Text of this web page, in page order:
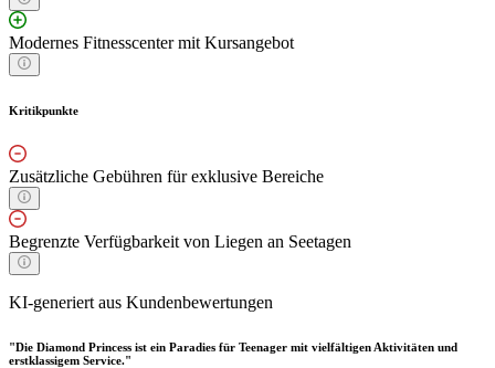
Modernes Fitnesscenter mit Kursangebot
Kritikpunkte
Zusätzliche Gebühren für exklusive Bereiche
Begrenzte Verfügbarkeit von Liegen an Seetagen
KI-generiert aus Kundenbewertungen
"Die Diamond Princess ist ein Paradies für Teenager mit vielfältigen Aktivitäten und
erstklassigem Service."